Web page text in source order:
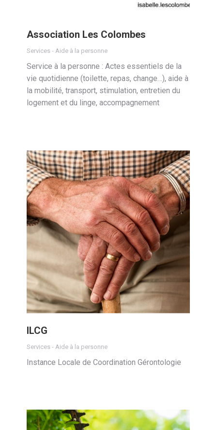
Association Les Colombes
Services - Aide à la personne
Service à la personne : Actes essentiels de la
vie quotidienne (toilette, repas, change…), aide à
la mobilité, transport, stimulation, entretien du
logement et du linge, accompagnement
ILCG
Services - Aide à la personne
Instance Locale de Coordination Gérontologie